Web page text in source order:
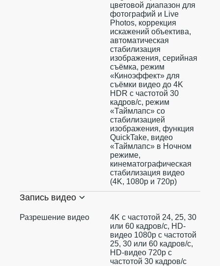
цветовой диапазон для
фотографий и Live
Photos, коррекция
искажений объектива,
автоматическая
стабилизация
изображения, серийная
съëмка, режим
«Киноэффект» для
съёмки видео до 4K
HDR с частотой 30
кадров/с, режим
«Таймлапс» со
стабилизацией
изображения, функция
QuickTake, видео
«Таймлапс» в Ночном
режиме,
кинематографическая
стабилизация видео
(4K, 1080p и 720p)
Запись видео
Разрешение видео
4K с частотой 24, 25, 30
или 60 кадров/ с, HD-
видео 1080p с частотой
25, 30 или 60 кадров/ с,
HD-видео 720p с
частотой 30 кадров/ с